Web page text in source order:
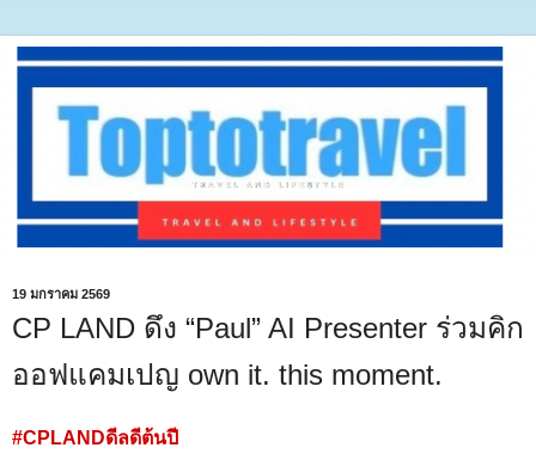
19 มกราคม 2569
CP LAND ดึง “Paul” AI Presenter ร่วมคิก
ออฟแคมเปญ own it. this moment.
#CPLANDดีลดีต้นปี